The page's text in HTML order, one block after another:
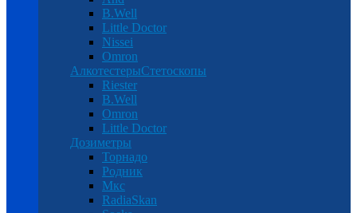
B.Well
Little Doctor
Nissei
Omron
АлкотестерыСтетоскопы
Riester
B.Well
Omron
Little Doctor
Дозиметры
Торнадо
Родник
Мкс
RadiaSkan